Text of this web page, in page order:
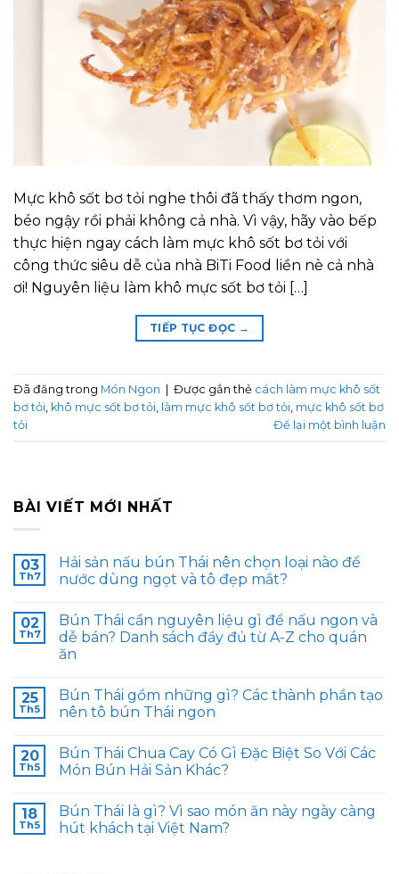
Mực khô sốt bơ tỏi nghe thôi đã thấy thơm ngon,
béo ngậy rồi phải không cả nhà. Vì vậy, hãy vào bếp
thực hiện ngay cách làm mực khô sốt bơ tỏi với
công thức siêu dễ của nhà BiTi Food liền nè cả nhà
ơi! Nguyên liệu làm khô mực sốt bơ tỏi […]
TIẾP TỤC ĐỌC →
Đã đăng trong Món Ngon Được gắn thẻ cách làm mực khô sốt
bơ tỏi khô mực sốt bơ tỏi làm mực khô sốt bơ tỏi mực khô sốt bơ
tỏi
Để lại một bình luận
BÀI VIẾT MỚI NHẤT
03
Th7
Hải sản nấu bún Thái nên chọn loại nào để
nước dùng ngọt và tô đẹp mắt?
02
Th7
Bún Thái cần nguyên liệu gì để nấu ngon và
dễ bán? Danh sách đầy đủ từ A-Z cho quán
ăn
25
Th5
Bún Thái gồm những gì? Các thành phần tạo
nên tô bún Thái ngon
20
Th5
Bún Thái Chua Cay Có Gì Đặc Biệt So Với Các
Món Bún Hải Sản Khác?
18
Th5
Bún Thái là gì? Vì sao món ăn này ngày càng
hút khách tại Việt Nam?